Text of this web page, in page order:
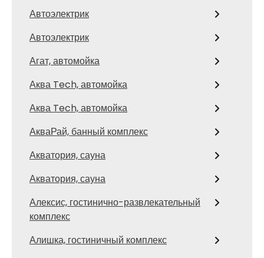
Автоэлектрик
Автоэлектрик
Агат, автомойка
Аква Tech, автомойка
Аква Tech, автомойка
АкваРай, банный комплекс
Акватория, сауна
Акватория, сауна
Алексис, гостинично-развлекательный
комплекс
Алишка, гостиничный комплекс